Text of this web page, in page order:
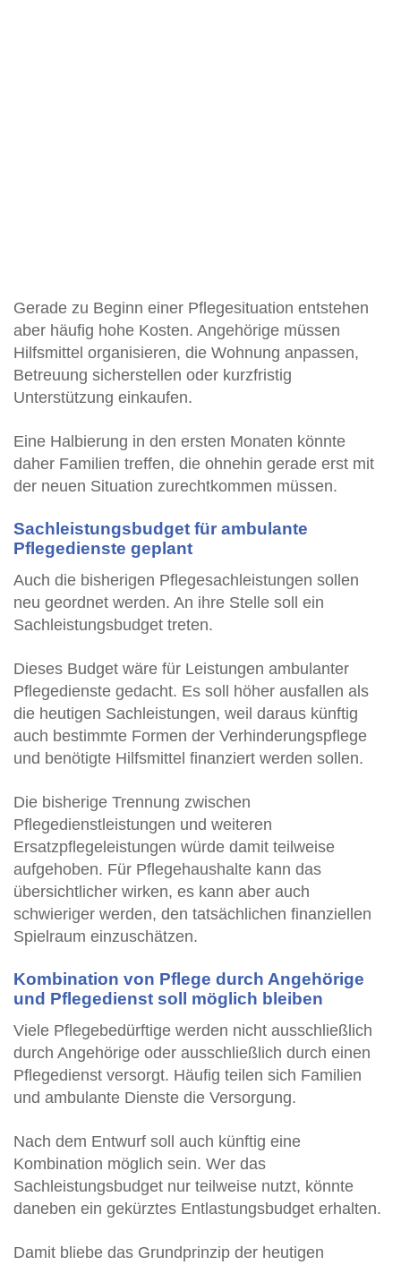
Gerade zu Beginn einer Pflegesituation entstehen
aber häufig hohe Kosten. Angehörige müssen
Hilfsmittel organisieren, die Wohnung anpassen,
Betreuung sicherstellen oder kurzfristig
Unterstützung einkaufen.
Eine Halbierung in den ersten Monaten könnte
daher Familien treffen, die ohnehin gerade erst mit
der neuen Situation zurechtkommen müssen.
Sachleistungsbudget für ambulante
Pflegedienste geplant
Auch die bisherigen Pflegesachleistungen sollen
neu geordnet werden. An ihre Stelle soll ein
Sachleistungsbudget treten.
Dieses Budget wäre für Leistungen ambulanter
Pflegedienste gedacht. Es soll höher ausfallen als
die heutigen Sachleistungen, weil daraus künftig
auch bestimmte Formen der Verhinderungspflege
und benötigte Hilfsmittel finanziert werden sollen.
Die bisherige Trennung zwischen
Pflegedienstleistungen und weiteren
Ersatzpflegeleistungen würde damit teilweise
aufgehoben. Für Pflegehaushalte kann das
übersichtlicher wirken, es kann aber auch
schwieriger werden, den tatsächlichen finanziellen
Spielraum einzuschätzen.
Kombination von Pflege durch Angehörige
und Pflegedienst soll möglich bleiben
Viele Pflegebedürftige werden nicht ausschließlich
durch Angehörige oder ausschließlich durch einen
Pflegedienst versorgt. Häufig teilen sich Familien
und ambulante Dienste die Versorgung.
Nach dem Entwurf soll auch künftig eine
Kombination möglich sein. Wer das
Sachleistungsbudget nur teilweise nutzt, könnte
daneben ein gekürztes Entlastungsbudget erhalten.
Damit bliebe das Grundprinzip der heutigen